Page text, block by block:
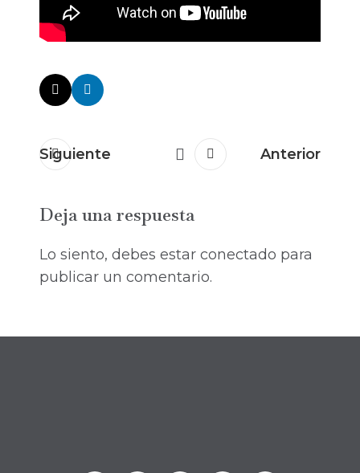
Siguiente Anterior
Deja una respuesta
Lo siento, debes estar conectado para
publicar un comentario.